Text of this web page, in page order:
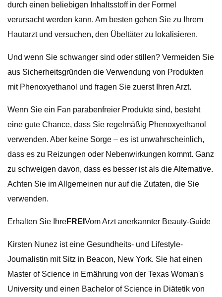
durch einen beliebigen Inhaltsstoff in der Formel
verursacht werden kann. Am besten gehen Sie zu Ihrem
Hautarzt und versuchen, den Übeltäter zu lokalisieren.
Und wenn Sie schwanger sind oder stillen? Vermeiden Sie
aus Sicherheitsgründen die Verwendung von Produkten
mit Phenoxyethanol und fragen Sie zuerst Ihren Arzt.
Wenn Sie ein Fan parabenfreier Produkte sind, besteht
eine gute Chance, dass Sie regelmäßig Phenoxyethanol
verwenden. Aber keine Sorge – es ist unwahrscheinlich,
dass es zu Reizungen oder Nebenwirkungen kommt. Ganz
zu schweigen davon, dass es besser ist als die Alternative.
Achten Sie im Allgemeinen nur auf die Zutaten, die Sie
verwenden.
Erhalten Sie IhreFREI Vom Arzt anerkannter Beauty-Guide
Kirsten Nunez ist eine Gesundheits- und Lifestyle-
Journalistin mit Sitz in Beacon, New York. Sie hat einen
Master of Science in Ernährung von der Texas Woman's
University und einen Bachelor of Science in Diätetik von